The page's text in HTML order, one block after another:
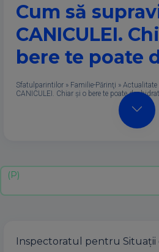
Cum să
CANICULEI.
bere te poate
Sfatulparintilor » Familie-Părinţi » Actualitate
CANICULEI. Chiar şi o bere te poate
Inspectoratul pentru Situaţii